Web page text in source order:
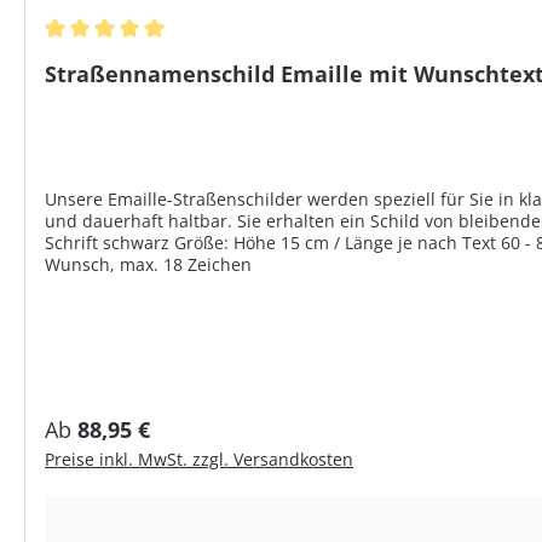
Straßennamenschild Emaille mit
Unsere Emaille-Straßenschilder werden speziell für Sie in
und dauerhaft haltbar. Sie erhalten ein Schild von bleibendem Wert. Produktmerkmale Material: Stahlblech emalliert, leicht
Schrift schwarz Größe: Höhe 15 cm / Länge je nach Text
Wunsch, max. 18 Zeichen
Regulärer Preis:
Ab 88,95 €
Preise inkl. MwSt. zzgl. Versandkosten